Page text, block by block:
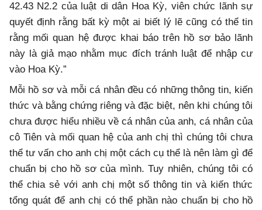
42.43 N2.2 của luật di dân Hoa Kỳ, viên chức lãnh sự
quyết định rằng bất kỳ một ai biết lý lẽ cũng có thể tin
rằng mối quan hệ được khai báo trên hồ sơ bảo lãnh
này là giả mạo nhằm mục đích tránh luật để nhập cư
vào Hoa Kỳ.”
Mỗi hồ sơ và mỗi cá nhân đều có những thông tin, kiến
thức và bằng chứng riêng và đặc biệt, nên khi chúng tôi
chưa được hiểu nhiều về cá nhân của anh, cá nhân của
cô Tiên và mối quan hệ của anh chị thì chúng tôi chưa
thể tư vấn cho anh chị một cách cụ thể là nên làm gì để
chuẩn bị cho hồ sơ của mình. Tuy nhiên, chúng tôi có
thể chia sẻ với anh chị một số thông tin và kiến thức
tổng quát để anh chị có thể phần nào chuẩn bị cho hồ